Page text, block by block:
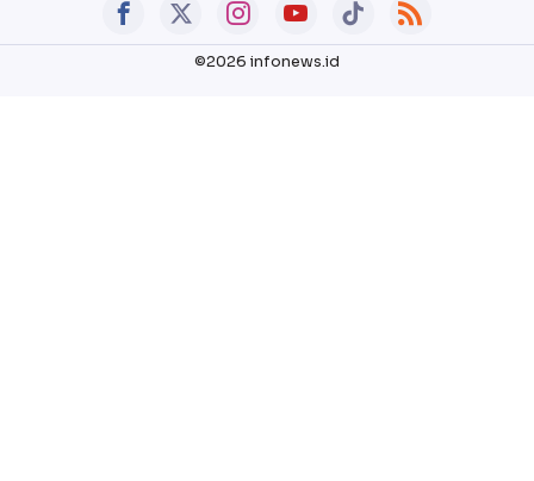
©2026 infonews.id